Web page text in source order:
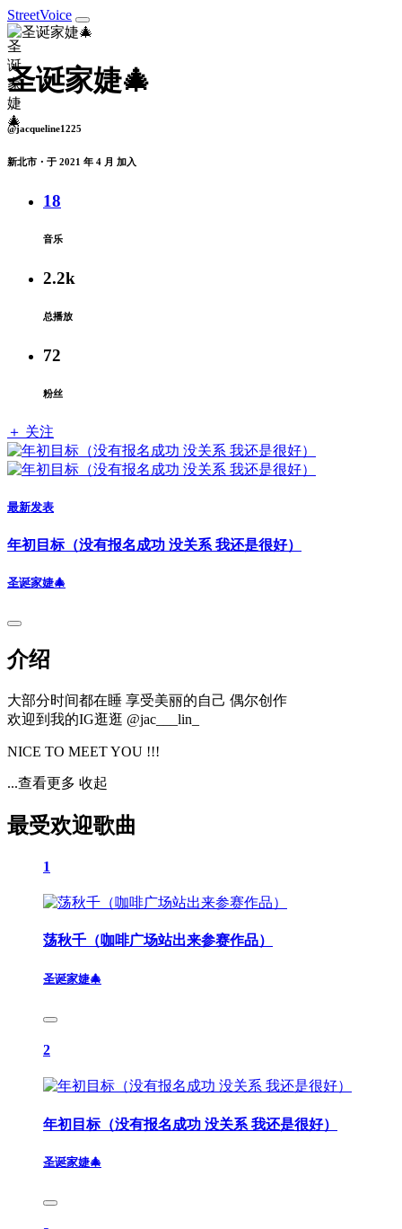
StreetVoice
圣诞家婕🎄
@jacqueline1225
新北市・于 2021 年 4 月 加入
18
音乐
2.2k
总播放
72
粉丝
＋ 关注
最新发表
年初目标（没有报名成功 没关系 我还是很好）
圣诞家婕🎄
介绍
大部分时间都在睡 享受美丽的自己 偶尔创作
欢迎到我的IG逛逛 @jac___lin_
NICE TO MEET YOU !!!
...查看更多 收起
最受欢迎歌曲
1
荡秋千（咖啡广场站出来参赛作品）
圣诞家婕🎄
2
年初目标（没有报名成功 没关系 我还是很好）
圣诞家婕🎄